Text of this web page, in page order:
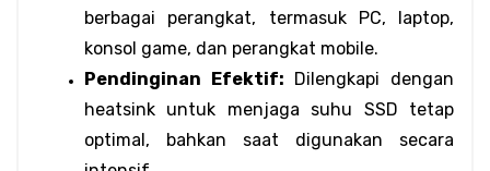
berbagai perangkat, termasuk PC, laptop,
konsol game, dan perangkat mobile.
Pendinginan Efektif: Dilengkapi dengan
heatsink untuk menjaga suhu SSD tetap
optimal, bahkan saat digunakan secara